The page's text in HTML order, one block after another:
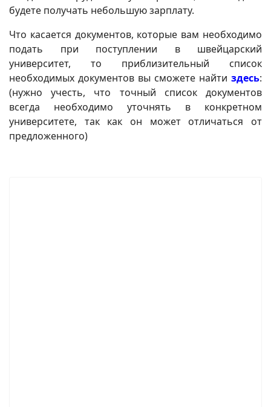
будете получать небольшую зарплату.
Что касается документов, которые вам необходимо
подать при поступлении в швейцарский
университет, то приблизительный список
необходимых документов вы сможете найти здесь:
(нужно учесть, что точный список документов
всегда необходимо уточнять в конкретном
университете, так как он может отличаться от
предложенного)